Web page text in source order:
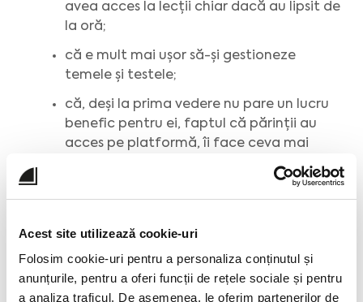
Acest site utilizează cookie-uri
Folosim cookie-uri pentru a personaliza conținutul și
anunțurile, pentru a oferi funcții de rețele sociale și pentru
a analiza traficul. De asemenea, le oferim partenerilor de
avea acces la lecții chiar dacă au lipsit de
la oră;
că e mult mai ușor să-și gestioneze
temele și testele;
că, deși la prima vedere nu pare un lucru
benefic pentru ei, faptul că părinții au
acces pe platformă, îi face ceva mai
responsabili, iar rezultatele nu întârzie să
lipsa colegilor, faptul că erau toți pe